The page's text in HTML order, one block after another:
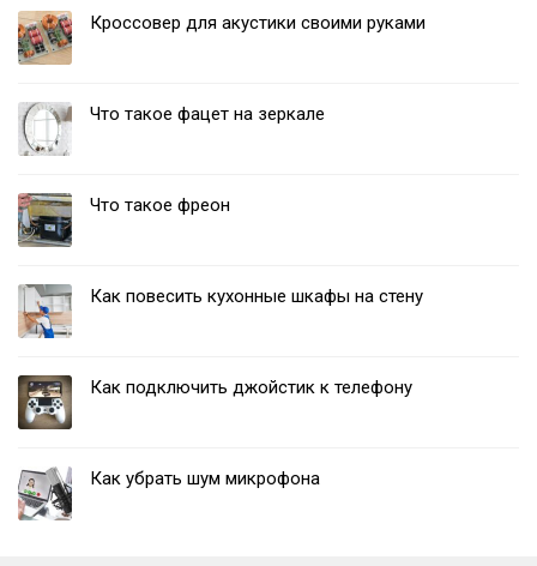
Кроссовер для акустики своими руками
Что такое фацет на зеркале
Что такое фреон
Как повесить кухонные шкафы на стену
Как подключить джойстик к телефону
Как убрать шум микрофона